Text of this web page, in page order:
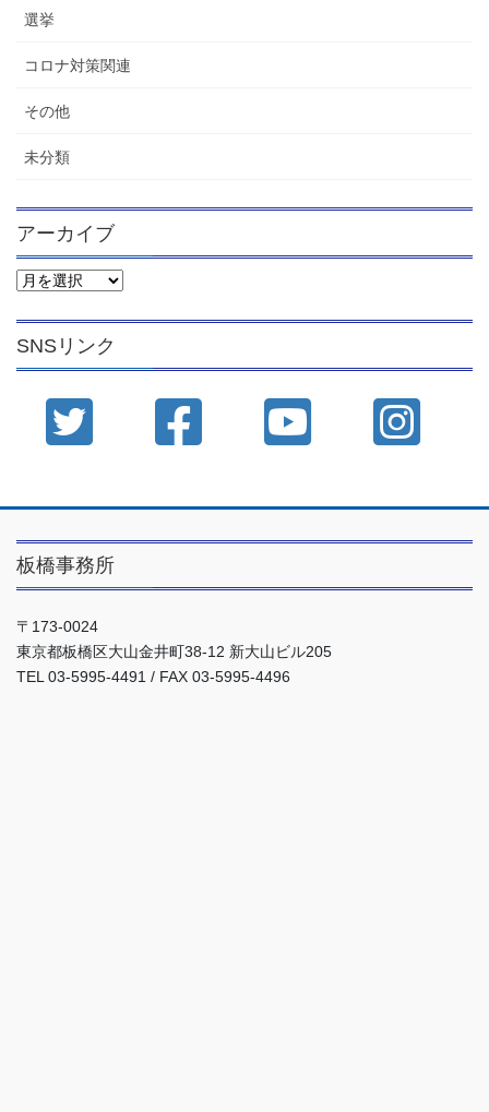
選挙
コロナ対策関連
その他
未分類
アーカイブ
ア
ー
イ
SNSリンク
板橋事務所
〒173-0024
東京都板橋区大山金井町38-12 新大山ビル205
TEL 03-5995-4491 / FAX 03-5995-4496